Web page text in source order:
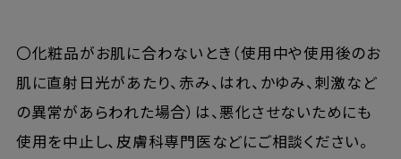
〇化粧品がお肌に合わないとき（使用中や使用後のお
肌に直射日光があたり、赤み、はれ、かゆみ、刺激など
の異常があらわれた場合）は、悪化させないためにも
使用を中止し、皮膚科専門医などにご相談ください。